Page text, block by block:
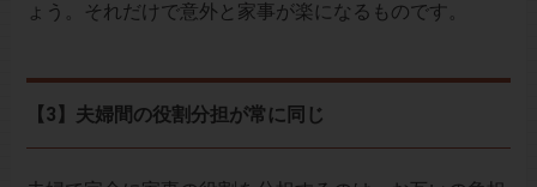
ょう。それだけで意外と家事が楽になるものです。
【3】夫婦間の役割分担が常に同じ